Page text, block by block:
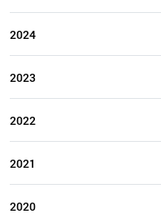
2024
2023
2022
2021
2020